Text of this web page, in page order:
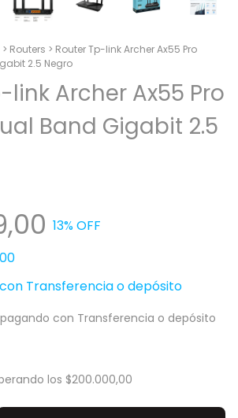
> Routers > Router Tp-link Archer Ax55 Pro
2.5 Negro
link Archer Ax55 Pro
Band Gigabit 2.5
13% OFF
con Transferencia o depósito
pagando con Transferencia o depósito
los $200.000,00